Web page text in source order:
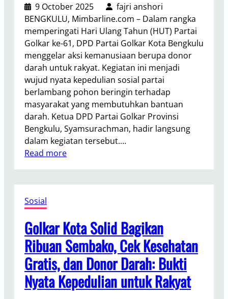
e
p
a
d
a
P
a
h
l
a
w
a
n
B
a
a
:
A
l
m
.
A
s
n
a
w
i
A
b
a
m
a
t
B
i
9 October 2025
fajri anshori
BENGKULU, Mimbarline.com – Dalam rangka
memperingati Hari Ulang Tahun (HUT) Partai
Golkar ke-61, DPD Partai Golkar Kota Bengkulu
menggelar aksi kemanusiaan berupa donor
darah untuk rakyat. Kegiatan ini menjadi
wujud nyata kepedulian sosial partai
berlambang pohon beringin terhadap
masyarakat yang membutuhkan bantuan
darah. Ketua DPD Partai Golkar Provinsi
Bengkulu, Syamsurachman, hadir langsung
dalam kegiatan tersebut.…
Read more:
r
K
o
t
a
B
Sosial
Golkar Kota Solid Bagikan
Ribuan Sembako, Cek Kesehatan
Gratis, dan Donor Darah: Bukti
Nyata Kepedulian untuk Rakyat